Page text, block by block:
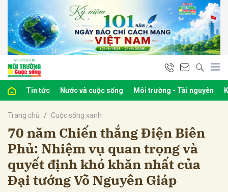
Tin tức Nước và cuộc sống Môi trường - Tài nguyên
Trang chủ Cuộc sống xanh
70 năm Chiến thắng Điện Biên
Phủ: Nhiệm vụ quan trọng và
quyết định khó khăn nhất của
Đại tướng Võ Nguyên Giáp
luận
Hủy